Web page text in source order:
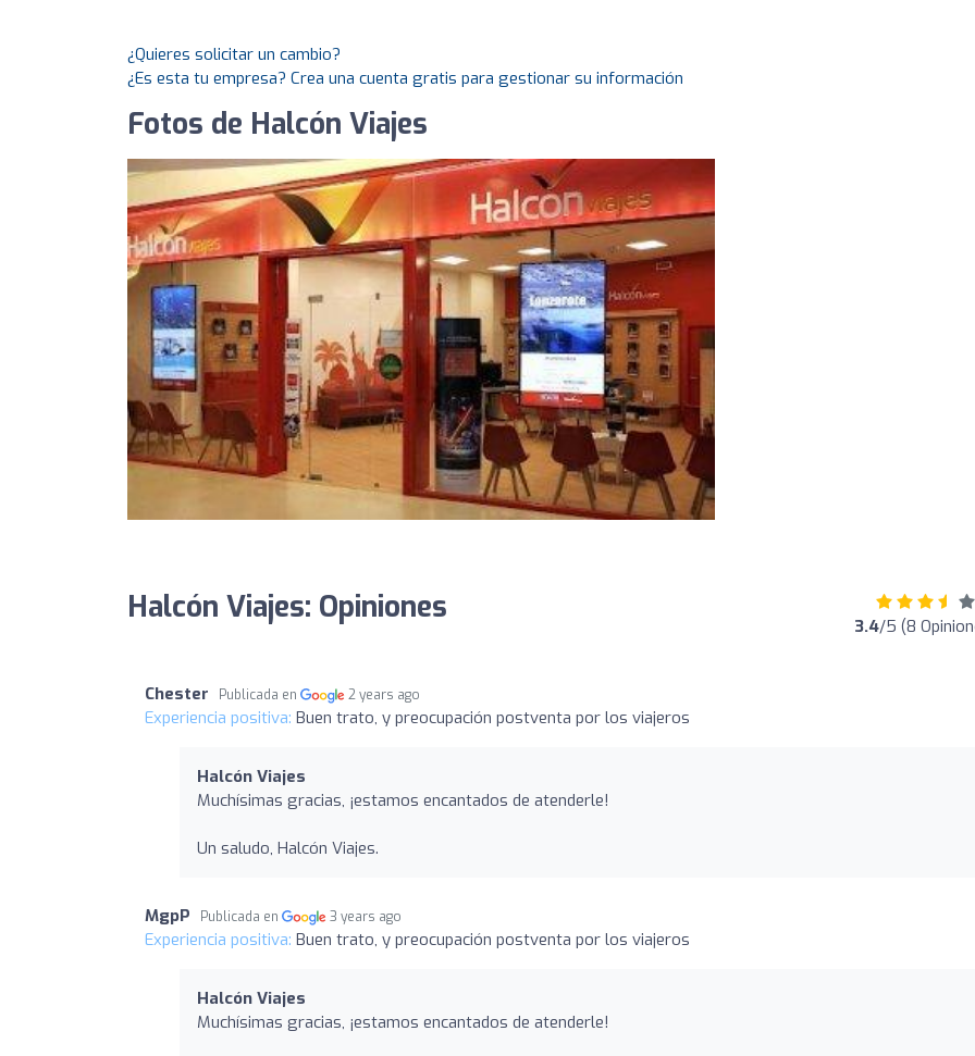
¿Quieres solicitar un cambio?
¿Es esta tu empresa? Crea una cuenta gratis para gestionar su información
Fotos de Halcón Viajes
Halcón Viajes: Opiniones 3.4/5 (8
Chester Publicada en 2 years ago
Experiencia positiva: Buen trato, y preocupación postventa por los viajeros
Halcón Viajes
Muchísimas gracias, ¡estamos encantados de atenderle!
Un saludo, Halcón Viajes.
MgpP Publicada en 3 years ago
Experiencia positiva: Buen trato, y preocupación postventa por los viajeros
Halcón Viajes
Muchísimas gracias, ¡estamos encantados de atenderle!